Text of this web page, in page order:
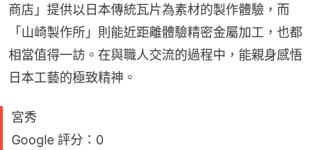
商店」提供以日本傳統瓦片為素材的製作體驗，而
「山崎製作所」則能近距離體驗精密金屬加工，也都
相當值得一訪。在與職人交流的過程中，能親身感悟
日本工藝的極致精神。
宮秀
Google 評分：0